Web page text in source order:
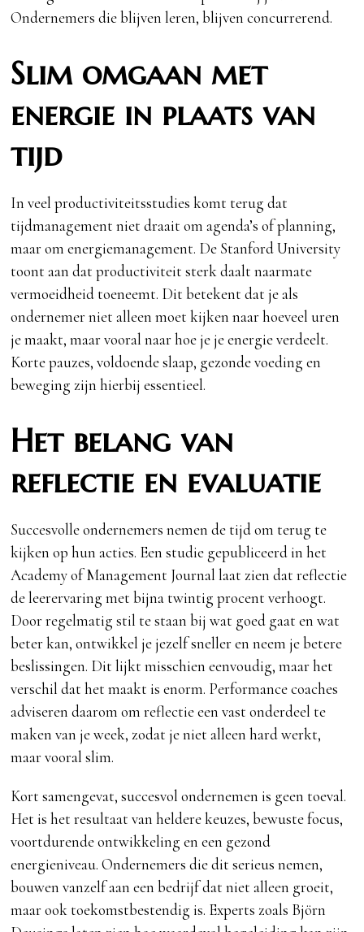
Ondernemers die blijven leren, blijven concurrerend.
Slim omgaan met
energie in plaats van
tijd
In veel productiviteitsstudies komt terug dat
tijdmanagement niet draait om agenda’s of planning,
maar om energiemanagement. De Stanford University
toont aan dat productiviteit sterk daalt naarmate
vermoeidheid toeneemt. Dit betekent dat je als
ondernemer niet alleen moet kijken naar hoeveel uren
je maakt, maar vooral naar hoe je je energie verdeelt.
Korte pauzes, voldoende slaap, gezonde voeding en
beweging zijn hierbij essentieel.
Het belang van
reflectie en evaluatie
Succesvolle ondernemers nemen de tijd om terug te
kijken op hun acties. Een studie gepubliceerd in het
Academy of Management Journal laat zien dat reflectie
de leerervaring met bijna twintig procent verhoogt.
Door regelmatig stil te staan bij wat goed gaat en wat
beter kan, ontwikkel je jezelf sneller en neem je betere
beslissingen. Dit lijkt misschien eenvoudig, maar het
verschil dat het maakt is enorm. Performance coaches
adviseren daarom om reflectie een vast onderdeel te
maken van je week, zodat je niet alleen hard werkt,
maar vooral slim.
Kort samengevat, succesvol ondernemen is geen toeval.
Het is het resultaat van heldere keuzes, bewuste focus,
voortdurende ontwikkeling en een gezond
energieniveau. Ondernemers die dit serieus nemen,
bouwen vanzelf aan een bedrijf dat niet alleen groeit,
maar ook toekomstbestendig is. Experts zoals Björn